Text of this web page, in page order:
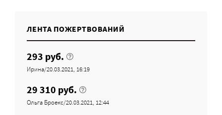
ЛЕНТА ПОЖЕРТВОВАНИЙ
293 руб.
Ирина/20.03.2021, 16:19
29 310 руб.
Ольга Броекс/20.03.2021, 12:44